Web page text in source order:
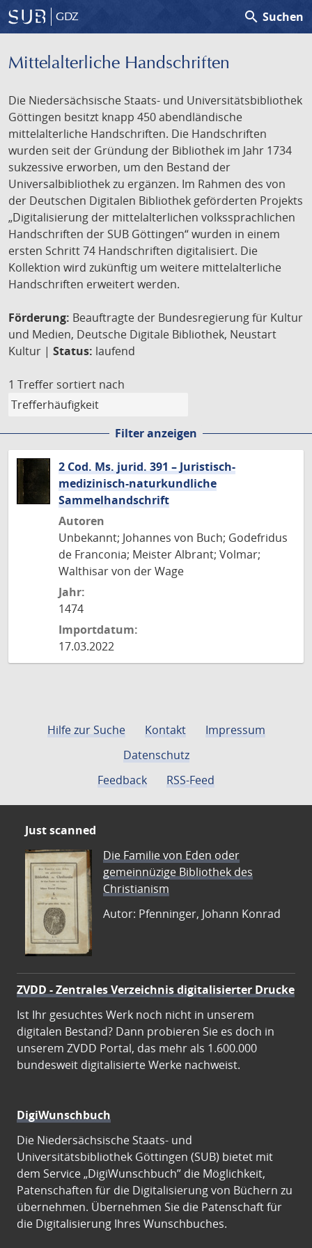
GDZ search Suchen
Mittelalterliche Handschriften
Die Niedersächsische Staats- und Universitätsbibliothek
Göttingen besitzt knapp 450 abendländische
mittelalterliche Handschriften. Die Handschriften
wurden seit der Gründung der Bibliothek im Jahr 1734
sukzessive erworben, um den Bestand der
Universalbibliothek zu ergänzen. Im Rahmen des von
der Deutschen Digitalen Bibliothek geförderten Projekts
„Digitalisierung der mittelalterlichen volkssprachlichen
Handschriften der SUB Göttingen“ wurden in einem
ersten Schritt 74 Handschriften digitalisiert. Die
Kollektion wird zukünftig um weitere mittelalterliche
Handschriften erweitert werden.
Förderung: Beauftragte der Bundesregierung für Kultur
und Medien, Deutsche Digitale Bibliothek, Neustart
Kultur | Status: laufend
1 Treffer sortiert nach
Filter anzeigen
2 Cod. Ms. jurid. 391 – Juristisch-
medizinisch-naturkundliche
Sammelhandschrift
Autoren
Unbekannt; Johannes von Buch; Godefridus
de Franconia; Meister Albrant; Volmar;
Walthisar von der Wage
Jahr:
1474
Importdatum:
17.03.2022
Hilfe zur Suche Kontakt
Impressum
Datenschutz
Feedback
RSS-Feed
Just scanned
Die Familie von Eden oder
gemeinnüzige Bibliothek des
Christianism
Autor: Pfenninger, Johann Konrad
ZVDD - Zentrales Verzeichnis digitalisierter Drucke
Ist Ihr gesuchtes Werk noch nicht in unserem
digitalen Bestand? Dann probieren Sie es doch in
unserem ZVDD Portal, das mehr als 1.600.000
bundesweit digitalisierte Werke nachweist.
DigiWunschbuch
Die Niedersächsische Staats- und
Universitätsbibliothek Göttingen (SUB) bietet mit
dem Service „DigiWunschbuch” die Möglichkeit,
Patenschaften für die Digitalisierung von Büchern zu
übernehmen. Übernehmen Sie die Patenschaft für
die Digitalisierung Ihres Wunschbuches.